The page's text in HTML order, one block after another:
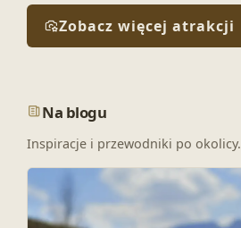
Zobacz więcej atrakcji
Na blogu
Inspiracje i przewodniki po okolicy.